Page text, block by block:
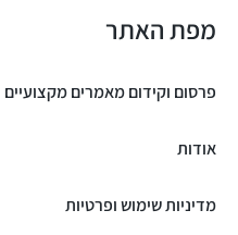
מפת האתר
פרסום וקידום מאמרים מקצועיים
אודות
מדיניות שימוש ופרטיות